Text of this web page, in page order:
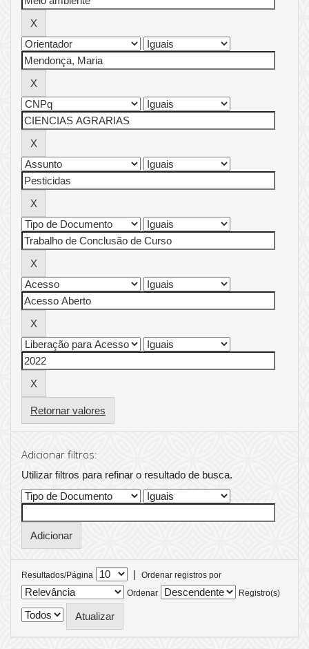
Retornar valores
Adicionar filtros:
Utilizar filtros para refinar o resultado de busca.
Resultados/Página |
Ordenar registros por
Ordenar
Registro(s)